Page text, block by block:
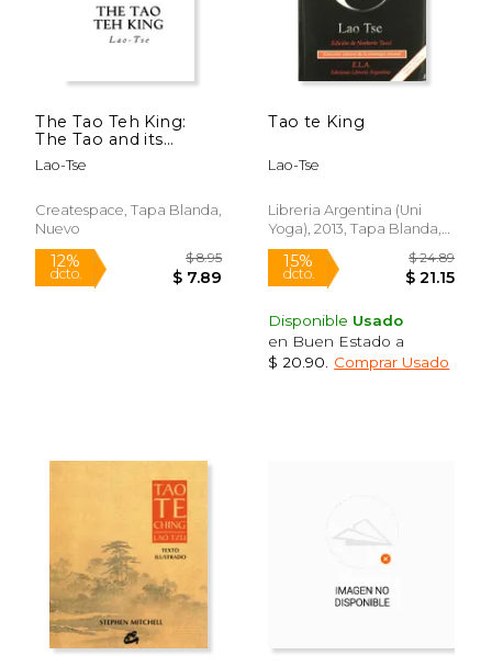
12%
dcto. $ 9.05
50%
dcto. $
The Tao Teh King:
The Tao and its
Characteristics (en
Inglés)
Lao-Tse
Createspace, Tapa Blanda,
Nuevo
Tao te King
Lao-Tse
Libreria Argentina (Uni
Yoga), 2013, Tapa Blanda,
Nuevo
Disponible Usado
en Buen Estado a
$ 20.90
Comprar Usado